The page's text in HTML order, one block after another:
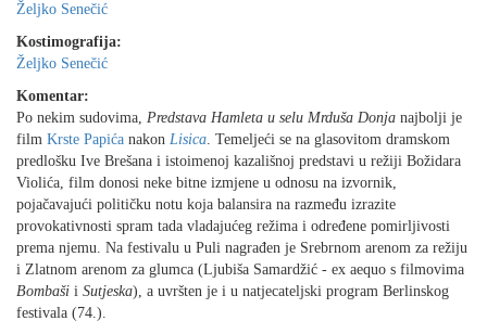
Željko Senečić
Kostimografija:
Željko Senečić
Komentar:
Po nekim sudovima, Predstava Hamleta u selu Mrduša Donja najbolji je
film Krste Papića nakon Lisica. Temeljeći se na glasovitom dramskom
predlošku Ive Brešana i istoimenoj kazališnoj predstavi u režiji Božidara
Violića, film donosi neke bitne izmjene u odnosu na izvornik,
pojačavajući političku notu koja balansira na razmeđu izrazite
provokativnosti spram tada vladajućeg režima i određene pomirljivosti
prema njemu. Na festivalu u Puli nagrađen je Srebrnom arenom za režiju
i Zlatnom arenom za glumca (Ljubiša Samardžić - ex aequo s filmovima
Bombaši i Sutjeska), a uvršten je i u natjecateljski program Berlinskog
festivala (74.).